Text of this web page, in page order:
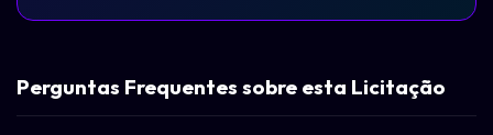
Perguntas Frequentes sobre esta Licitação